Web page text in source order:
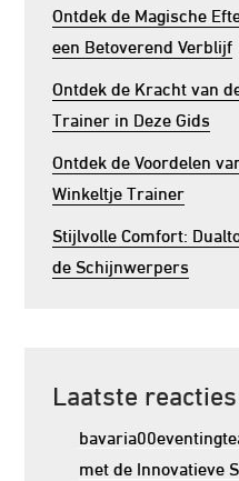
Ontdek de Magische
een Betoverend Verblijf
Ontdek de Kracht van
Trainer in Deze Gids
Ontdek de Voordelen
Winkeltje Trainer
Stijlvolle Comfort:
de Schijnwerpers
Laatste reacties
met de Innovatieve